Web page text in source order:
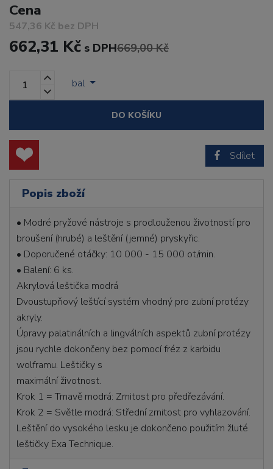
Cena
547,36 Kč bez DPH
662,31 Kč s DPH669,00 Kč
bal
DO KOŠÍKU
Sdílet
Popis zboží
• Modré pryžové nástroje s prodlouženou životností pro
broušení (hrubé) a leštění (jemné) pryskyřic.
• Doporučené otáčky: 10 000 - 15 000 ot/min.
• Balení: 6 ks.
Akrylová leštička modrá
Dvoustupňový leštící systém vhodný pro zubní protézy
akryly.
Úpravy palatinálních a lingválních aspektů zubní protézy
jsou rychle dokončeny bez pomocí fréz z karbidu
wolframu. Leštičky s
maximální životnost.
Krok 1 = Tmavě modrá: Zrnitost pro předřezávání.
Krok 2 = Světle modrá: Střední zrnitost pro vyhlazování.
Leštění do vysokého lesku je dokončeno použitím žluté
leštičky Exa Technique.